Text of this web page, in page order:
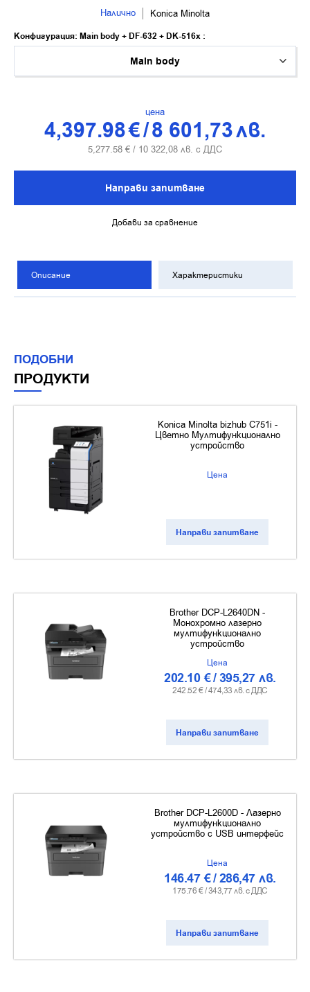
Налично
Konica Minolta
Kонфигурация: Main body + DF-632 + DK-516x :
цена
4,397.98€/8 601,73лв.
5,277.58 € / 10 322,08 лв. с ДДС
Направи запитване
Добави за сравнение
Описание Характеристики
ПОДОБНИ
ПРОДУКТИ
Konica Minolta bizhub C751i -
Цветно Мултифункционално
устройство
Цена
Направи запитване
Brother DCP-L2640DN -
Монохромно лазерно
мултифункционално
устройство
Цена
202.10 €/395,27 лв.
242.52€ /474,33лв. с ДДС
Направи запитване
Brother DCP-L2600D - Лазерно
мултифункционално
устройство с USB интерфейс
Цена
146.47 €/286,47 лв.
175.76€ /343,77лв. с ДДС
Направи запитване